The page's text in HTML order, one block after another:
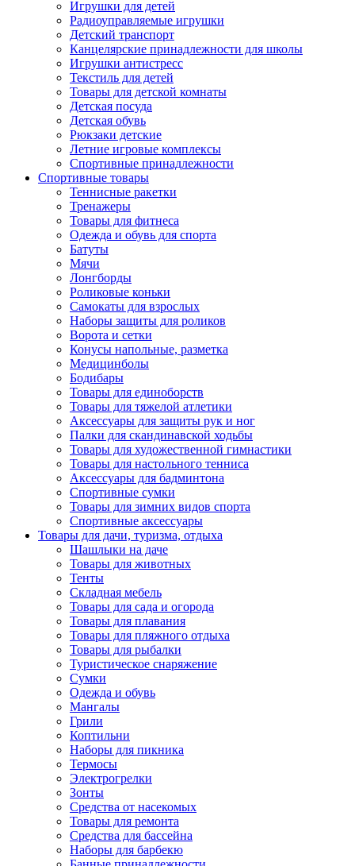
Игрушки для детей
Радиоуправляемые игрушки
Детский транспорт
Канцелярские принадлежности для школы
Игрушки антистресс
Текстиль для детей
Товары для детской комнаты
Детская посуда
Детская обувь
Рюкзаки детские
Летние игровые комплексы
Спортивные принадлежности
Спортивные товары
Теннисные ракетки
Тренажеры
Товары для фитнеса
Одежда и обувь для спорта
Батуты
Мячи
Лонгборды
Роликовые коньки
Самокаты для взрослых
Наборы защиты для роликов
Ворота и сетки
Конусы напольные, разметка
Медицинболы
Бодибары
Товары для единоборств
Товары для тяжелой атлетики
Аксессуары для защиты рук и ног
Палки для скандинавской ходьбы
Товары для художественной гимнастики
Товары для настольного тенниса
Аксессуары для бадминтона
Спортивные сумки
Товары для зимних видов спорта
Спортивные аксессуары
Товары для дачи, туризма, отдыха
Шашлыки на даче
Товары для животных
Тенты
Складная мебель
Товары для сада и огорода
Товары для плавания
Товары для пляжного отдыха
Товары для рыбалки
Туристическое снаряжение
Сумки
Одежда и обувь
Мангалы
Грили
Коптильни
Наборы для пикника
Термосы
Электрогрелки
Зонты
Средства от насекомых
Товары для ремонта
Средства для бассейна
Наборы для барбекю